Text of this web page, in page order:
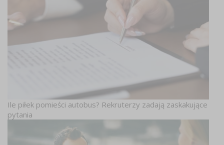
Ile piłek pomieści autobus? Rekruterzy zadają zaskakujące
pytania